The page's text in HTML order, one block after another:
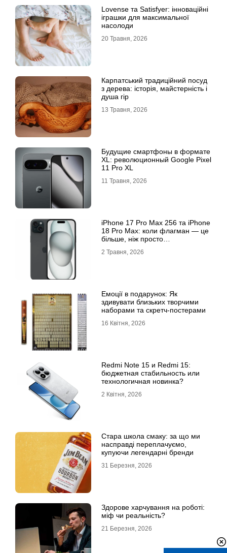
Lovense та Satisfyer: інноваційні
іграшки для максимальної
насолоди
20 Травня, 2026
Карпатський традиційний посуд
з дерева: історія, майстерність і
душа гір
13 Травня, 2026
Будущие смартфоны в формате
XL: революционный Google Pixel
11 Pro XL
11 Травня, 2026
iРhone 17 Рro Мax 256 та iРhone
18 Рro Мax: коли флагман — це
більше, ніж просто
2 Травня, 2026
Емоції в подарунок: Як
здивувати близьких творчими
наборами та скретч-постерами
16 Квітня, 2026
Redmi Note 15 и Redmi 15:
бюджетная стабильность или
технологичная новинка?
2 Квітня, 2026
Стара школа смаку: за що ми
насправді переплачуємо,
купуючи легендарні бренди
31 Березня, 2026
Здорове харчування на роботі:
міф чи реальність?
21 Березня, 2026